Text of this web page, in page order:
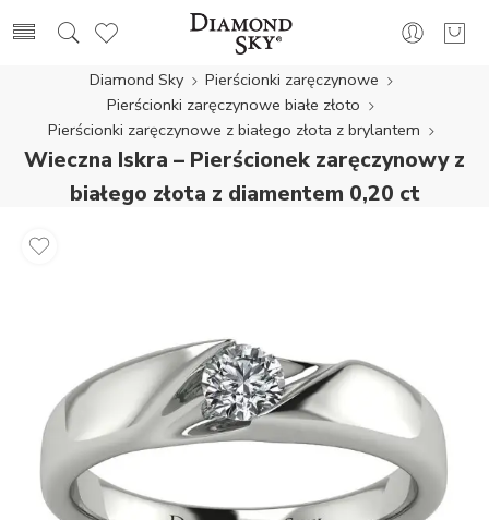
Diamond Sky
Pierścionki zaręczynowe
Pierścionki zaręczynowe białe złoto
Pierścionki zaręczynowe z białego złota z brylantem
Wieczna Iskra – Pierścionek zaręczynowy z
białego złota z diamentem 0,20 ct